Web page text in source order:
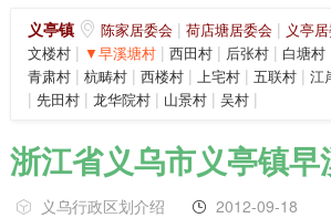
义亭镇 陈家居委会 |荷店塘居委会 | 义亭
文楼村 | ▼早溪塘村 |西田村 | 后张村 | 白塘村
青肃村 |杭畴村 |西楼村 |上宅村 |五联村 |江
|先田村 |龙华院村 | 山景村 |吴村 |
浙江省义乌市义亭镇早
义乌行政区划介绍 2012-09-18